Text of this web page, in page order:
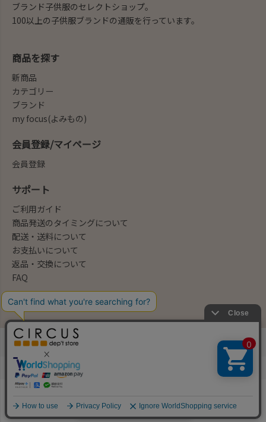
ブランド子供服のセレクトショップ。
100以上の子供服ブランドの通販を行っています。
会社概要/お問合せ先
商品を探す
新商品
カテゴリー
ブランド
my focus(よみもの)
会員登録/マイページ
会員登録
サポート
ご利用ガイド
商品発送のタイミングについて
配送・送料について
お支払いについて
返品・交換について
FAQ
法律に基づく表示 プライバシーポリシー
©2004-2026 子供服・キッズ服の通販Circus All Rights reserved.
何かお探しですか？